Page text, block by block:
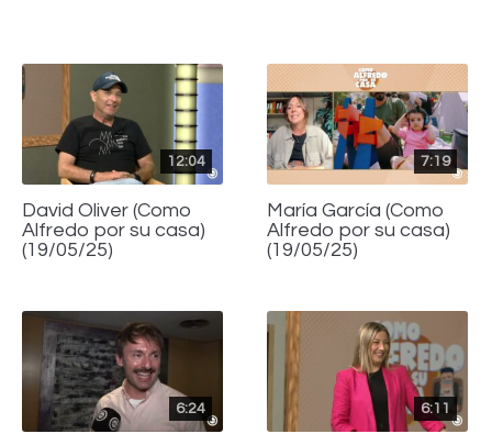
12:04
David Oliver (Como
Alfredo por su casa)
(19/05/25)
7:19
María García (Como
Alfredo por su casa)
(19/05/25)
6:24 6:11